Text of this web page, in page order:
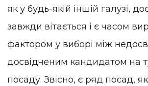
як у будь-якій іншій галузі,
завжди вітається і є часом
фактором у виборі між
досвідченим кандидатом на
посаду. Звісно, є ряд посад,